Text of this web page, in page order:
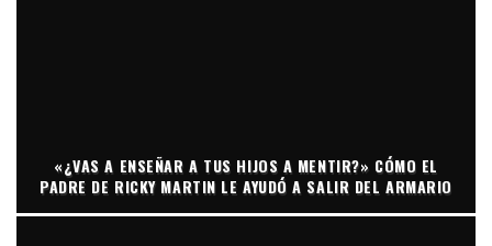
«¿VAS A ENSEÑAR A TUS HIJOS A MENTIR?» CÓMO EL
PADRE DE RICKY MARTIN LE AYUDÓ A SALIR DEL ARMARIO